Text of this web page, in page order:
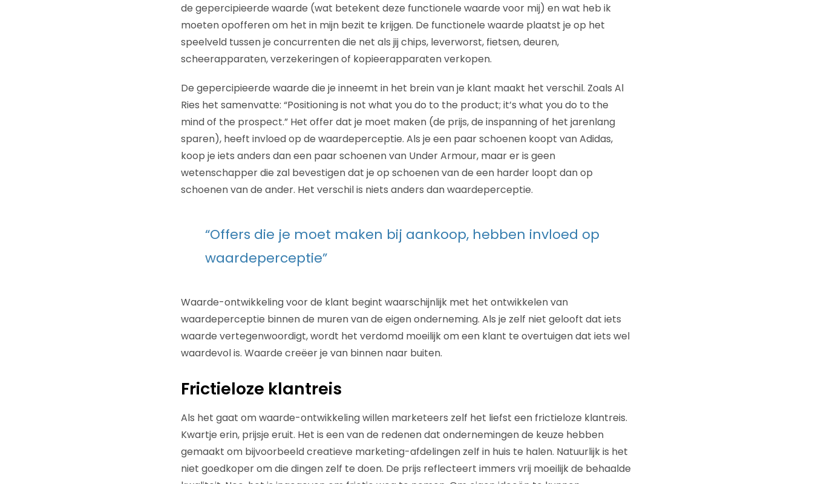
de gepercipieerde waarde (wat betekent deze functionele waarde voor mij) en wat heb ik
moeten opofferen om het in mijn bezit te krijgen. De functionele waarde plaatst je op het
speelveld tussen je concurrenten die net als jij chips, leverworst, fietsen, deuren,
scheerapparaten, verzekeringen of kopieerapparaten verkopen.
De gepercipieerde waarde die je inneemt in het brein van je klant maakt het verschil. Zoals Al
Ries het samenvatte: “Positioning is not what you do to the product; it’s what you do to the
mind of the prospect.” Het offer dat je moet maken (de prijs, de inspanning of het jarenlang
sparen), heeft invloed op de waardeperceptie. Als je een paar schoenen koopt van Adidas,
koop je iets anders dan een paar schoenen van Under Armour, maar er is geen
wetenschapper die zal bevestigen dat je op schoenen van de een harder loopt dan op
schoenen van de ander. Het verschil is niets anders dan waardeperceptie.
“Offers die je moet maken bij aankoop, hebben invloed op
waardeperceptie”
Waarde-ontwikkeling voor de klant begint waarschijnlijk met het ontwikkelen van
waardeperceptie binnen de muren van de eigen onderneming. Als je zelf niet gelooft dat iets
waarde vertegenwoordigt, wordt het verdomd moeilijk om een klant te overtuigen dat iets wel
waardevol is. Waarde creëer je van binnen naar buiten.
Frictieloze klantreis
Als het gaat om waarde-ontwikkeling willen marketeers zelf het liefst een frictieloze klantreis.
Kwartje erin, prijsje eruit. Het is een van de redenen dat ondernemingen de keuze hebben
gemaakt om bijvoorbeeld creatieve marketing-afdelingen zelf in huis te halen. Natuurlijk is het
niet goedkoper om die dingen zelf te doen. De prijs reflecteert immers vrij moeilijk de behaalde